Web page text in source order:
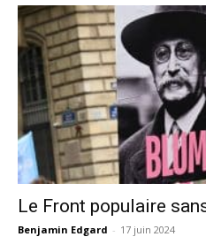
Le Front populaire
Benjamin Edgard - 17 juin 2024